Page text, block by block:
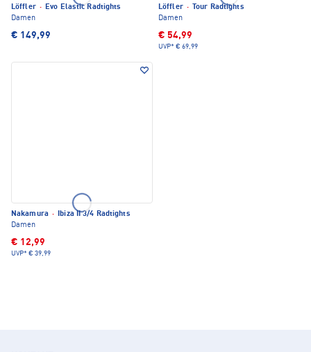
Löffler · Evo Elastic Radtights
Damen
€ 149,99
Löffler ·
Tour Radtights
Damen
€ 54,99
UVP* € 69,99
Nakamura · Ibiza II 3/4 Radtights
Damen
€ 12,99
UVP* € 39,99